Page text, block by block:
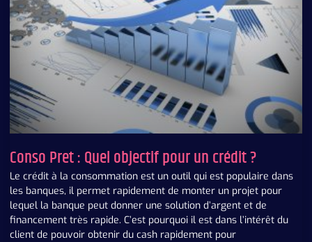
Conso Pret : Quel objectif pour un crédit ?
Le crédit à la consommation est un outil qui est populaire dans
les banques, il permet rapidement de monter un projet pour
lequel la banque peut donner une solution d’argent et de
financement très rapide. C’est pourquoi il est dans l’intérêt du
client de pouvoir obtenir du cash rapidement pour